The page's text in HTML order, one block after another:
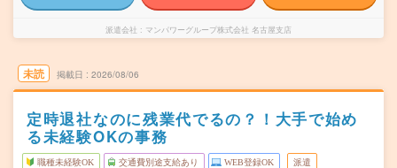
派遣会社 マンパワーグループ株式会社 名古屋支店
未読 掲載日 2026/08/06
定時退社なのに残業代でるの？！大手で始め
る未経験OKの事務
職種未経験OK 交通費別途支給あり WEB登録OK 派遣